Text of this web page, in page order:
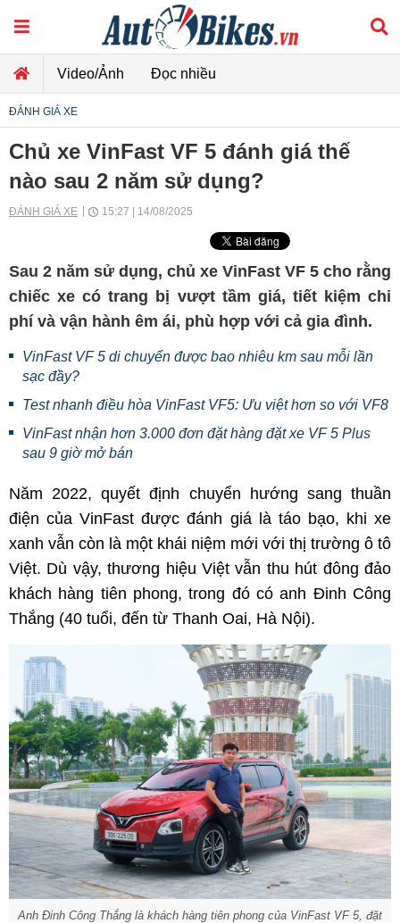
Video/Ảnh Đọc nhiều
ĐÁNH GIÁ XE
Chủ xe VinFast VF 5 đánh giá thế
nào sau 2 năm sử dụng?
ĐÁNH GIÁ XE 15:27 | 14/08/2025
Sau 2 năm sử dụng, chủ xe VinFast VF 5 cho rằng
chiếc xe có trang bị vượt tầm giá, tiết kiệm chi
phí và vận hành êm ái, phù hợp với cả gia đình.
VinFast VF 5 di chuyển được bao nhiêu km sau mỗi lần
sạc đầy?
Test nhanh điều hòa VinFast VF5: Ưu việt hơn so với VF8
VinFast nhận hơn 3.000 đơn đặt hàng đặt xe VF 5 Plus
sau 9 giờ mở bán
Năm 2022, quyết định chuyển hướng sang thuần
điện của VinFast được đánh giá là táo bạo, khi xe
xanh vẫn còn là một khái niệm mới với thị trường ô tô
Việt. Dù vậy, thương hiệu Việt vẫn thu hút đông đảo
khách hàng tiên phong, trong đó có anh Đinh Công
Thắng (40 tuổi, đến từ Thanh Oai, Hà Nội).
Anh Đinh Công Thắng là khách hàng tiên phong của VinFast VF 5, đặt